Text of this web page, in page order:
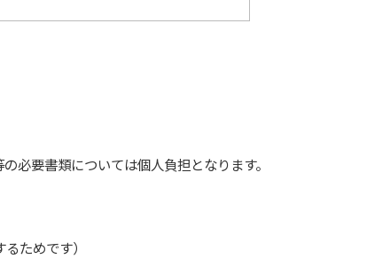
必要書類については個人負担となります。
ためです）